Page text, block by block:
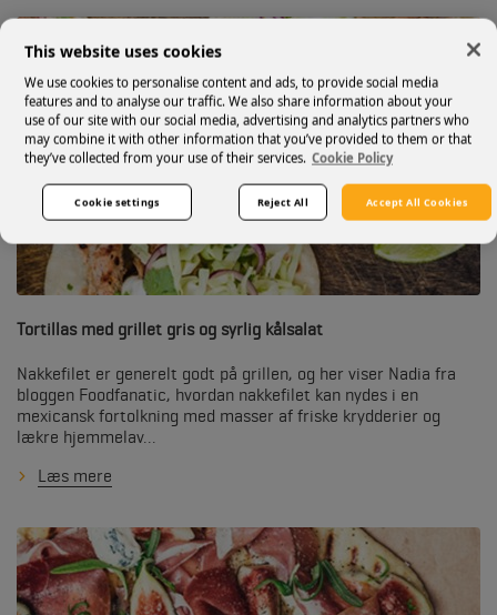
Tortillas med grillet gris og syrlig kålsalat
Nakkefilet er generelt godt på grillen, og her viser Nadia fra
bloggen Foodfanatic, hvordan nakkefilet kan nydes i en
mexicansk fortolkning med masser af friske krydderier og
lækre hjemmelav...
Læs mere
This website uses cookies
We use cookies to personalise content and ads, to provide social media
features and to analyse our traffic. We also share information about your
use of our site with our social media, advertising and analytics partners who
may combine it with other information that you’ve provided to them or that
they’ve collected from your use of their services. Cookie Policy
Reject All Accept All Cookies
Cookie settings